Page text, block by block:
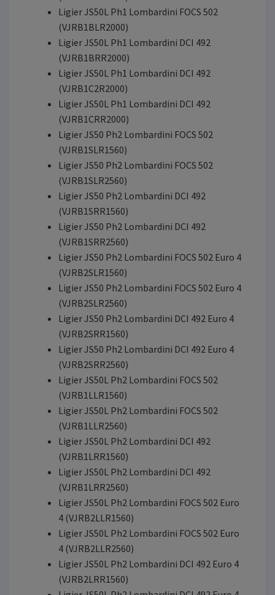
Ligier JS50L Ph1 Lombardini FOCS 502
(VJRB1BLR2000)
Ligier JS50L Ph1 Lombardini DCI 492
(VJRB1BRR2000)
Ligier JS50L Ph1 Lombardini DCI 492
(VJRB1C2R2000)
Ligier JS50L Ph1 Lombardini DCI 492
(VJRB1CRR2000)
Ligier JS50 Ph2 Lombardini FOCS 502
(VJRB1SLR1560)
Ligier JS50 Ph2 Lombardini FOCS 502
(VJRB1SLR2560)
Ligier JS50 Ph2 Lombardini DCI 492
(VJRB1SRR1560)
Ligier JS50 Ph2 Lombardini DCI 492
(VJRB1SRR2560)
Ligier JS50 Ph2 Lombardini FOCS 502 Euro 4
(VJRB2SLR1560)
Ligier JS50 Ph2 Lombardini FOCS 502 Euro 4
(VJRB2SLR2560)
Ligier JS50 Ph2 Lombardini DCI 492 Euro 4
(VJRB2SRR1560)
Ligier JS50 Ph2 Lombardini DCI 492 Euro 4
(VJRB2SRR2560)
Ligier JS50L Ph2 Lombardini FOCS 502
(VJRB1LLR1560)
Ligier JS50L Ph2 Lombardini FOCS 502
(VJRB1LLR2560)
Ligier JS50L Ph2 Lombardini DCI 492
(VJRB1LRR1560)
Ligier JS50L Ph2 Lombardini DCI 492
(VJRB1LRR2560)
Ligier JS50L Ph2 Lombardini FOCS 502 Euro
4 (VJRB2LLR1560)
Ligier JS50L Ph2 Lombardini FOCS 502 Euro
4 (VJRB2LLR2560)
Ligier JS50L Ph2 Lombardini DCI 492 Euro 4
(VJRB2LRR1560)